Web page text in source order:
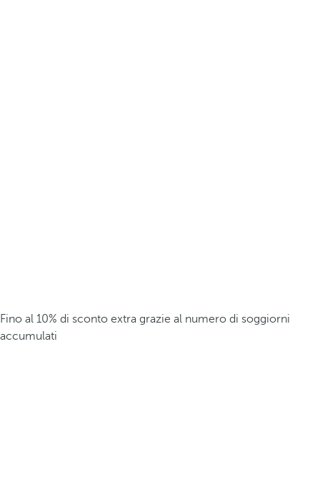
Fino al 10% di sconto extra grazie al numero di soggiorni
accumulati